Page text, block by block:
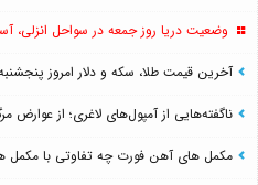
وضعیت دریا روز جمعه در سواحل انزلی،
آخرین قیمت طلا، سکه و دلار امروز پنجشنبه ۱۵ مرداد؛ آیا کاهش قیمت‌ها ادامه
ناگفته‌هایی از آمپول‌های لاغری؛ از عوارض
مکمل های آهن فورت چه تفاوتی با مکمل